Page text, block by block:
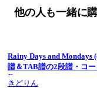
や音符の表記に
途に応じて、ぜひ
販売しているベ
https://kokomu.jp/
・五線譜のみ（コ
https://kokomu.jp/
他の人も一緒に
Rainy Days and Mondays
譜＆TAB譜の2段譜・コー
Carpenters
きどりん